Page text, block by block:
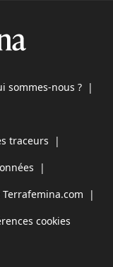
sommes-nous ? |
traceurs |
|
|
cookies